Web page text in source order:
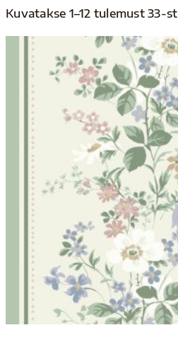
Kuvatakse 1–12 tulemust 33-st